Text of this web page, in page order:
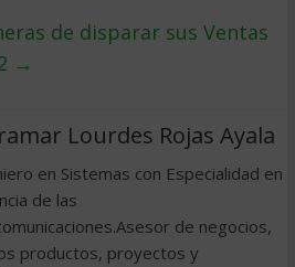
de disparar sus Ventas
→
Lourdes Rojas Ayala
en Sistemas con Especialidad en
de las
de negocios,
productos, proyectos y